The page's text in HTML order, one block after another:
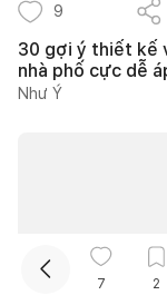
9
30 gợi ý thiết kế
nhà phố cực dễ
Như Ý
7 2